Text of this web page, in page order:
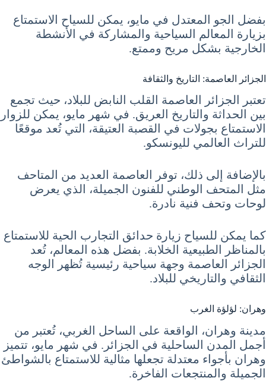
بفضل الجو المعتدل في مايو، يمكن للسياح الاستمتاع
بزيارة المعالم السياحية والمشاركة في الأنشطة
الخارجية بشكل مريح وممتع.
الجزائر العاصمة: التاريخ والثقافة
تعتبر الجزائر العاصمة القلب النابض للبلاد، حيث تجمع
بين الحداثة والتاريخ العريق. في شهر مايو، يمكن للزوار
الاستمتاع بجولات في القصبة العتيقة، التي تُعد موقعًا
للتراث العالمي لليونسكو.
بالإضافة إلى ذلك، توفر العاصمة العديد من المتاحف
مثل المتحف الوطني للفنون الجميلة، الذي يعرض
لوحات وتحف فنية نادرة.
كما يمكن للسياح زيارة حدائق التجارب الحية للاستمتاع
بالمناظر الطبيعية الخلابة. بفضل هذه المعالم، تُعد
الجزائر العاصمة وجهة سياحية رئيسية تُظهر الوجه
الثقافي والتاريخي للبلاد.
وهران: لؤلؤة الغرب
مدينة وهران، الواقعة على الساحل الغربي، تُعتبر من
أجمل المدن الساحلية في الجزائر. في شهر مايو، تتميز
وهران بأجواء معتدلة تجعلها مثالية للاستمتاع بالشواطئ
الجميلة والمنتجعات الفاخرة.